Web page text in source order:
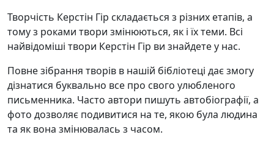
Творчість Керстін Гір складається з різних етапів, а
тому з роками твори змінюються, як і їх теми. Всі
найвідоміші твори Керстін Гір ви знайдете у нас.
Повне зібрання творів в нашій бібліотеці дає змогу
дізнатися буквально все про свого улюбленого
письменника. Часто автори пишуть автобіографії, а
фото дозволяє подивитися на те, якою була людина
та як вона змінювалась з часом.